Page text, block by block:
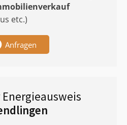
etc.)
Anfragen